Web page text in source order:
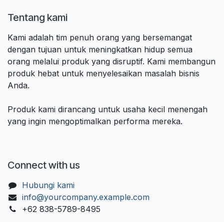
Tentang kami
Kami adalah tim penuh orang yang bersemangat
dengan tujuan untuk meningkatkan hidup semua
orang melalui produk yang disruptif. Kami membangun
produk hebat untuk menyelesaikan masalah bisnis
Anda.
Produk kami dirancang untuk usaha kecil menengah
yang ingin mengoptimalkan performa mereka.
Connect with us
Hubungi kami
info@yourcompany.example.com
+62 838-5789-8495